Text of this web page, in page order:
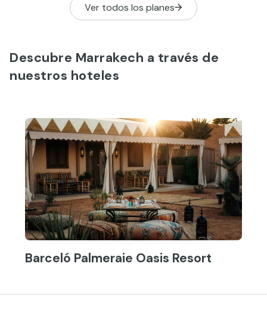
amanecer. También nos podemos
relajar en el hammam, subirnos a lomos
disfrutar, sin ninguna prisa, de estos
singulares espacios.
Ver todos los planes
Descubre Marrakech a través de
nuestros hoteles
Barceló Palmeraie Oasis Resort